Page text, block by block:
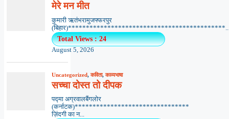
मेरे मन मीत
कुमारी ऋतंभरामुजफ्फरपुर
Total Views : 24
August 5, 2026
Uncategorized,कविता,काव्यभाषा
सच्चा दोस्त तो दीपक
पद्मा अग्रवालबैंगलोर
(कर्नाटक)********************************
ज़िंदगी का न...